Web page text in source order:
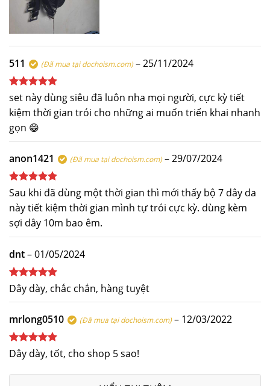
511 (Đã mua tại dochoism.com) –25/11/2024
Được xếp
55
sao
set này dùng siêu đã luôn nha mọi người, cực kỳ tiết
kiệm thời gian trói cho những ai muốn triển khai nhanh
gọn 😁
anon1421 (Đã mua tại dochoism.com) –29/07/2024
Được xếp
sao
Sau khi đã dùng một thời gian thì mới thấy bộ 7 dây da
này tiết kiệm thời gian mình tự trói cực kỳ. dùng kèm
sợi dây 10m bao êm.
dnt–01/05/2024
Được xếp
hạng
5
sao
Dây dày, chắc chắn, hàng tuyệt
mrlong0510 (Đã mua tại dochoism.com) – 12/03/2022
Được xếp
hạng
5
Dây dày, tốt, cho shop 5 sao!